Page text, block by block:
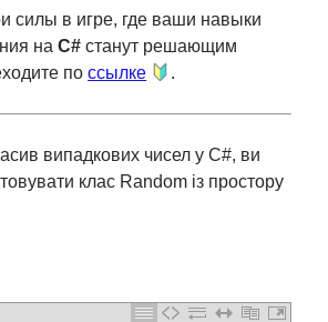
силы в игре, где ваши навыки
наC# станут решающим
поссылке .
випадкових чисел у C#, ви
клас Random із простору